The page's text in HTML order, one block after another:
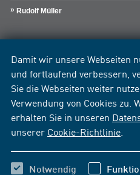
Damit wir unsere Webseiten
und fortlaufend verbessern,
Sie die Webseiten weiter
Verwendung von Cookies zu.
erhalten Sie in unseren
unserer Cookie-Richtlinie
Notwendig
Rudolf Müller